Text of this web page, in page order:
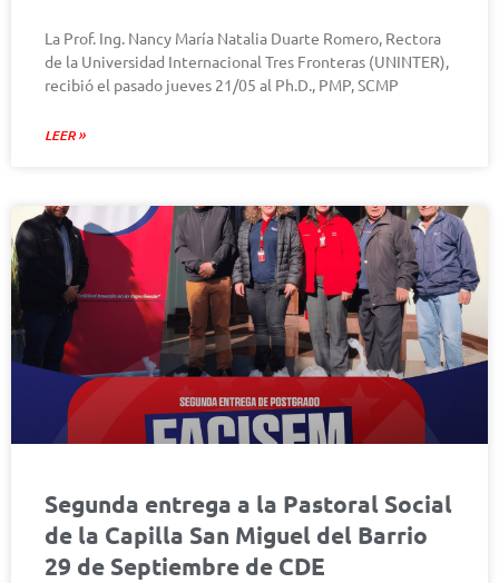
La Prof. Ing. Nancy María Natalia Duarte Romero, Rectora
de la Universidad Internacional Tres Fronteras (UNINTER),
recibió el pasado jueves 21/05 al Ph.D., PMP, SCMP
LEER »
Segunda entrega a la Pastoral Social
de la Capilla San Miguel del Barrio
29 de Septiembre de CDE